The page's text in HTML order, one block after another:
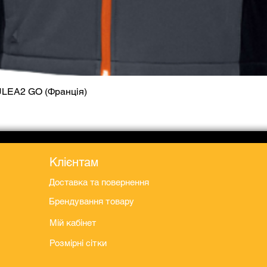
GO (Франція)
Клієнтам
Доставка та повернення
Брендування товару
Мій кабінет
Розмірні сітки